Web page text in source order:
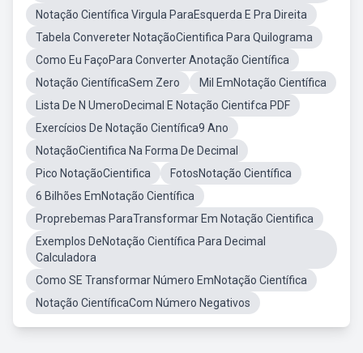
Notação Científica Virgula ParaEsquerda E Pra Direita
Tabela Convereter NotaçãoCientifica Para Quilograma
Como Eu FaçoPara Converter Anotação Científica
Notação CientíficaSem Zero
Mil EmNotação Científica
Lista De N UmeroDecimal E Notação Cientifca PDF
Exercícios De Notação Científica9 Ano
NotaçãoCientifica Na Forma De Decimal
Pico NotaçãoCientifica
FotosNotação Científica
6 Bilhões EmNotação Científica
Proprebemas ParaTransformar Em Notação Cientifica
Exemplos DeNotação Científica Para Decimal
Calculadora
Como SE Transformar Número EmNotação Científica
Notação CientíficaCom Número Negativos